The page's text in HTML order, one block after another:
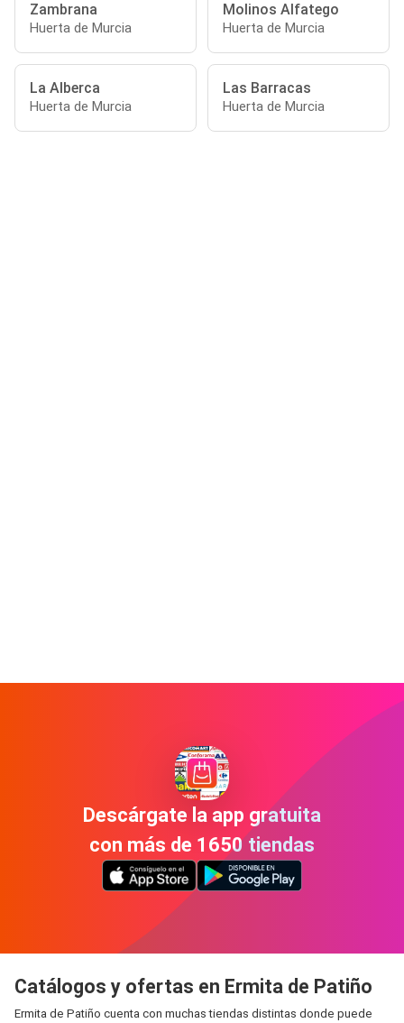
Zambrana
Huerta de Murcia
Molinos Alfatego
Huerta de Murcia
La Alberca
Huerta de Murcia
Las Barracas
Huerta de Murcia
Descárgate la app gratuita
con más de 1650 tiendas
Catálogos y ofertas en Ermita de Patiño
Ermita de Patiño cuenta con muchas tiendas distintas donde puede